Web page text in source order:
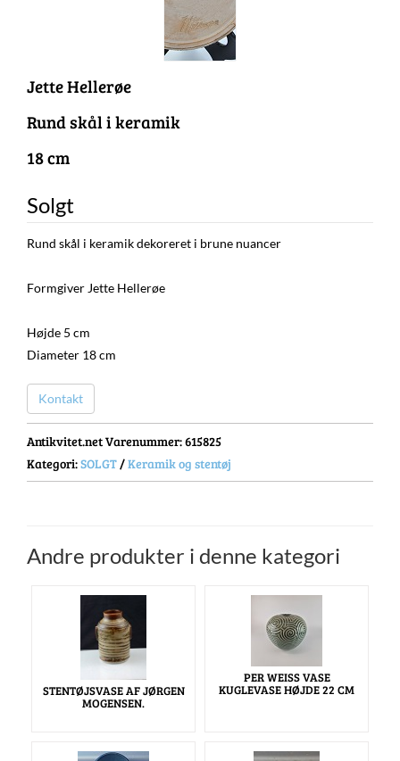
Jette Hellerøe
Rund skål i keramik
18 cm
Solgt
Rund skål i keramik dekoreret i brune nuancer
Formgiver Jette Hellerøe
Højde 5 cm
Diameter 18 cm
Kontakt
Antikvitet.net Varenummer: 615825
Kategori:SOLGT /Keramik og stentøj
Andre produkter i denne kategori
STENTØJSVASE AF JØRGEN
MOGENSEN.
PER WEISS VASE
KUGLEVASE HØJDE 22 CM